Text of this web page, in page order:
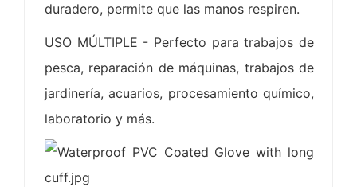
duradero, permite que las manos respiren.
USO MÚLTIPLE - Perfecto para trabajos de
pesca, reparación de máquinas, trabajos de
jardinería, acuarios, procesamiento químico,
laboratorio y más.